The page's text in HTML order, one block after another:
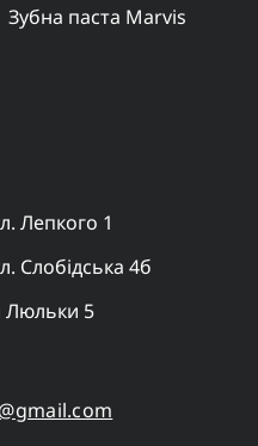
Зубна паста Marvis
Лепкого 1
Слобідська 4б
Люльки 5